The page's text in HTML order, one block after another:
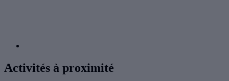
Activités à proximité